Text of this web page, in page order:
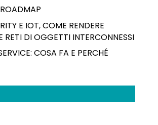
E IOT, COME RENDERE
RETI DI OGGETTI INTERCONNESSI
COSA FA E PERCHÉ